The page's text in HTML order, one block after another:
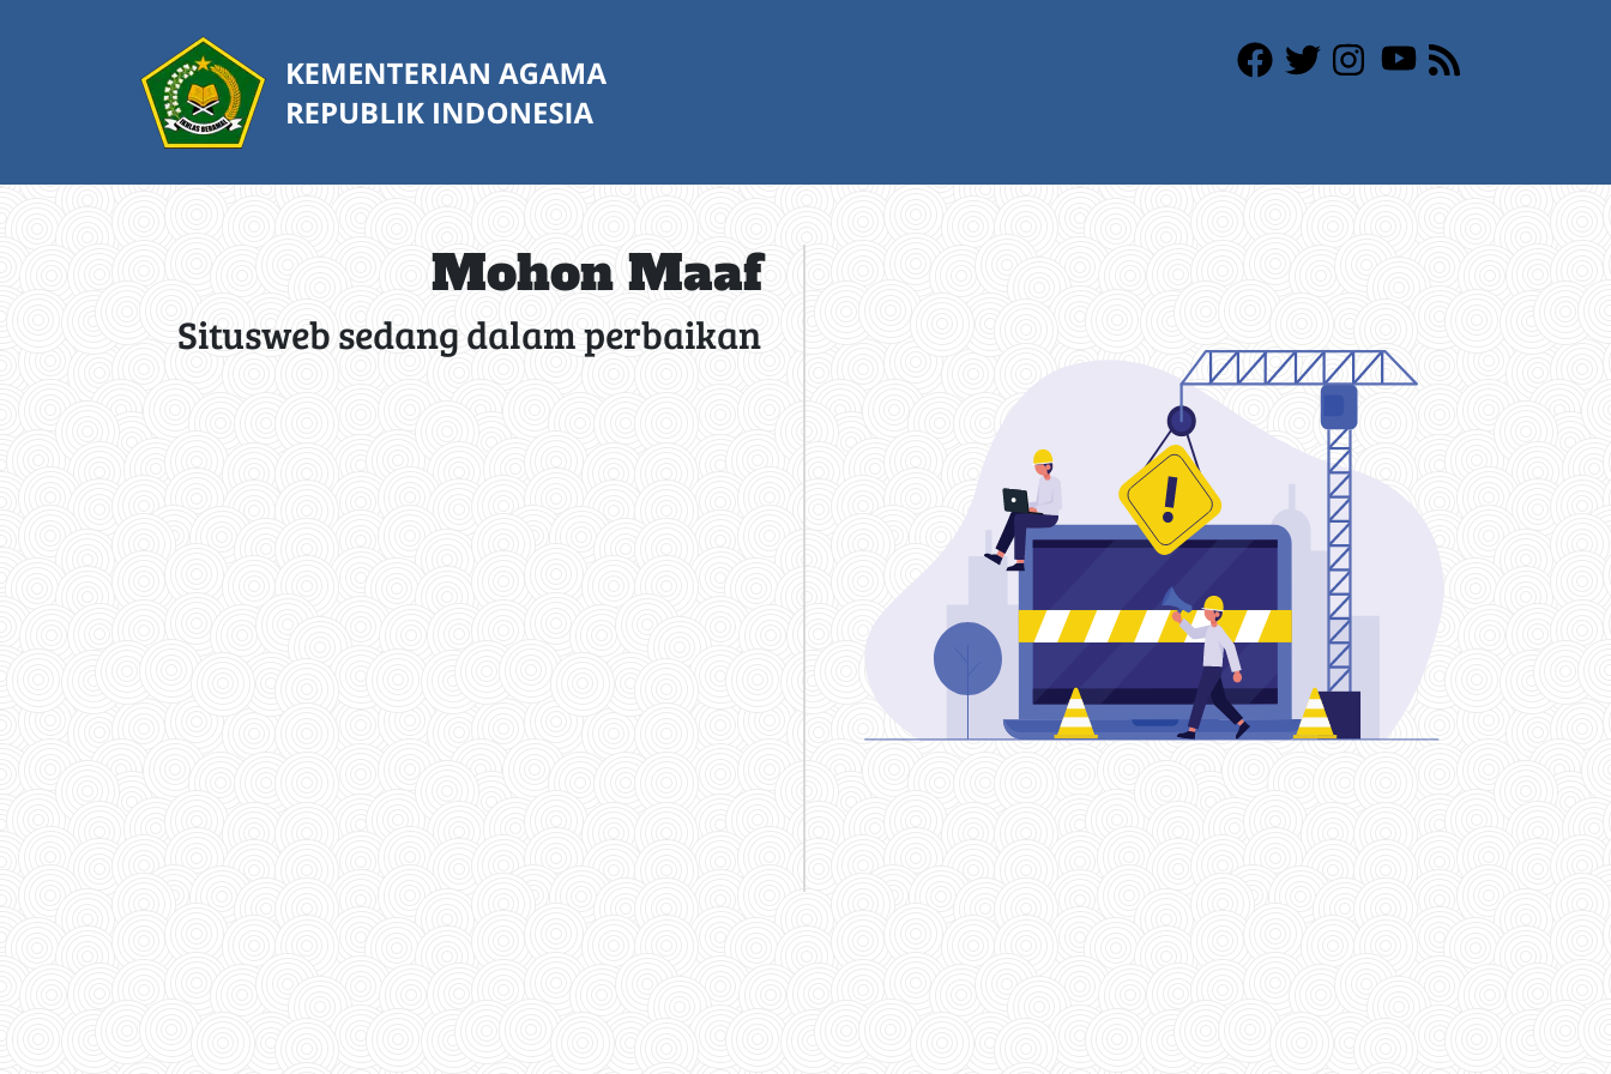
Mohon Maaf
Situsweb sedang dalam perbaikan